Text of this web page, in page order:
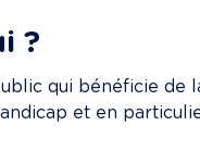
?
qui bénéficie de
et en